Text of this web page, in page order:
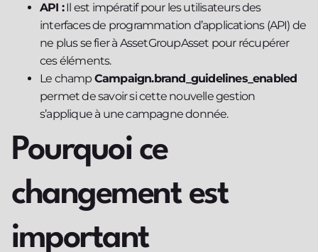
API :Il est impératif pour les utilisateurs des
interfaces de programmation d’applications (API) de
ne plus se fier à AssetGroupAsset pour récupérer
ces éléments.
Le champ Campaign.brand_guidelines_enabled
permet de savoir si cette nouvelle gestion
s’applique à une campagne donnée.
Pourquoi ce
changement est
important